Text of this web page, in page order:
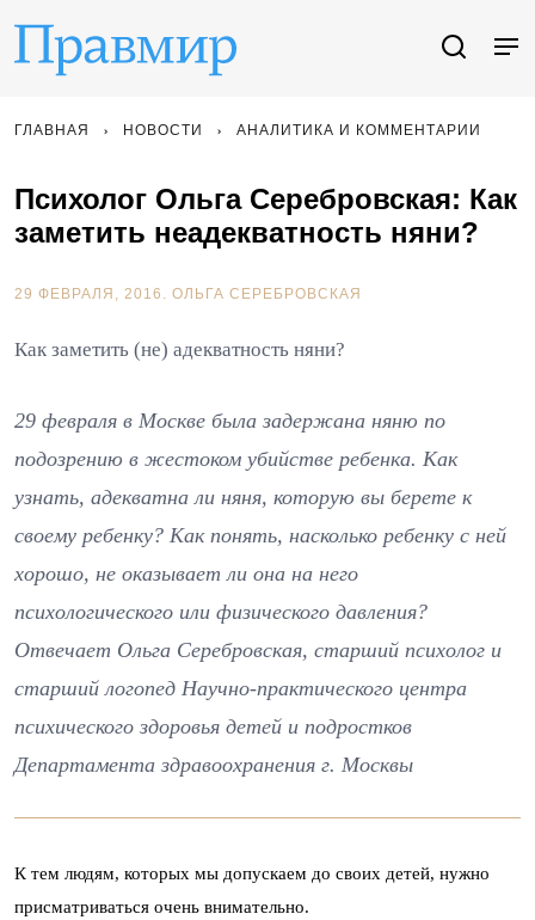
ГЛАВНАЯ НОВОСТИ АНАЛИТИКА И КОММЕНТАРИИ
Психолог Ольга Серебровская: Как
заметить неадекватность няни?
29 ФЕВРАЛЯ, 2016. ОЛЬГА СЕРЕБРОВСКАЯ
Как заметить (не) адекватность няни?
29 февраля в Москве была задержана няню по
подозрению в жестоком убийстве ребенка. Как
узнать, адекватна ли няня, которую вы берете к
своему ребенку? Как понять, насколько ребенку с ней
хорошо, не оказывает ли она на него
психологического или физического давления?
Отвечает Ольга Серебровская, старший психолог и
старший логопед Научно-практического центра
психического здоровья детей и подростков
Департамента здравоохранения г. Москвы
К тем людям, которых мы допускаем до своих детей, нужно
присматриваться очень внимательно.